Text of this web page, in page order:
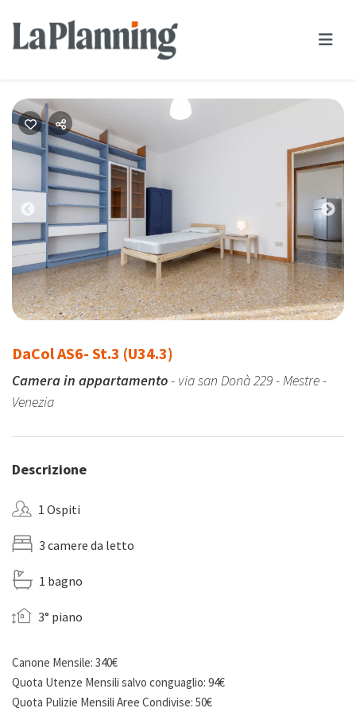
Previous
DaCol AS6- St.3 (U34.3)
Camera in appartamento- via san Donà 229 - Mestre -
Venezia
Descrizione
1 Ospiti
3 camere da letto
1 bagno
3° piano
Canone Mensile: 340€
Quota Utenze Mensili salvo conguaglio: 94€
Quota Pulizie Mensili Aree Condivise: 50€